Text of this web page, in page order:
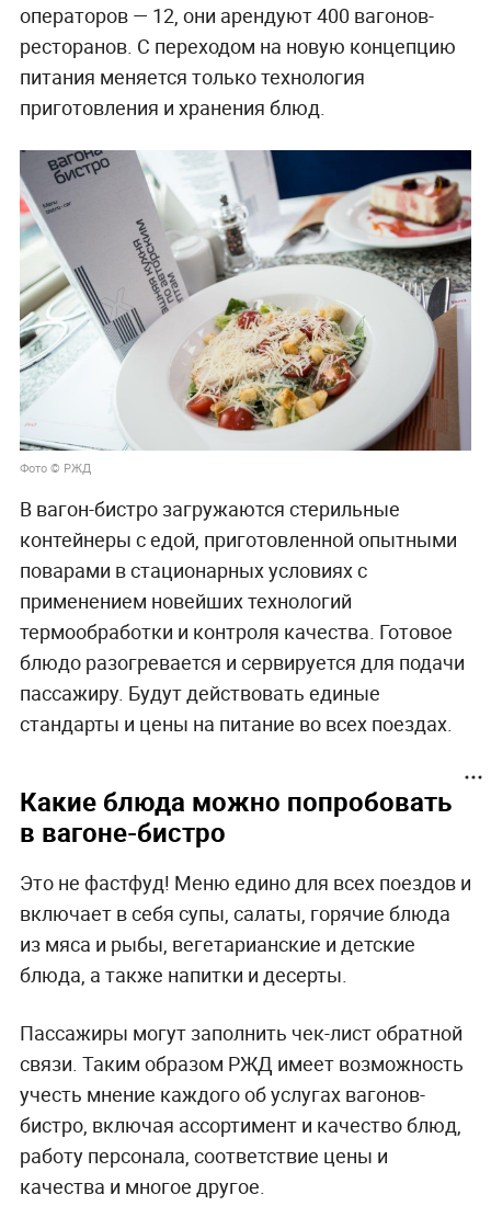
операторов — 12, они арендуют 400 вагонов-
ресторанов. С переходом на новую концепцию
питания меняется только технология
приготовления и хранения блюд.
Фото © РЖД
В вагон-бистро загружаются стерильные
контейнеры с едой, приготовленной опытными
поварами в стационарных условиях с
применением новейших технологий
термообработки и контроля качества. Готовое
блюдо разогревается и сервируется для подачи
пассажиру. Будут действовать единые
стандарты и цены на питание во всех поездах.
Какие блюда можно попробовать
в вагоне-бистро
Это не фастфуд! Меню едино для всех поездов и
включает в себя супы, салаты, горячие блюда
из мяса и рыбы, вегетарианские и детские
блюда, а также напитки и десерты.
Пассажиры могут заполнить чек-лист обратной
связи. Таким образом РЖД имеет возможность
учесть мнение каждого об услугах вагонов-
бистро, включая ассортимент и качество блюд,
работу персонала, соответствие цены и
качества и многое другое.